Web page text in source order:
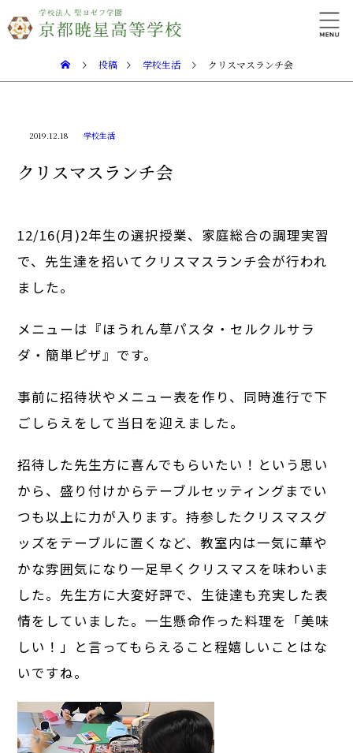
投稿 学校生活 クリスマスランチ会
2019.12.18 学校生活
クリスマスランチ会
12/16(月)2年生の選択授業、家庭総合の調理実習
で、先生達を招いてクリスマスランチ会が行われ
ました。
メニューは『ほうれん草パスタ・セルクルサラ
ダ・簡単ピザ』です。
事前に招待状やメニュー表を作り、同時進行で下
ごしらえをして当日を迎えました。
招待した先生方に喜んでもらいたい！という思い
から、盛り付けからテーブルセッティングまでい
つも以上に力が入ります。持参したクリスマスグ
ッズをテーブルに置くなど、教室内は一気に華や
かな雰囲気になり一足早くクリスマスを味わいま
した。先生方に大変好評で、生徒達も充実した表
情をしていました。一生懸命作った料理を「美味
しい！」と言ってもらえること程嬉しいことはな
いですね。